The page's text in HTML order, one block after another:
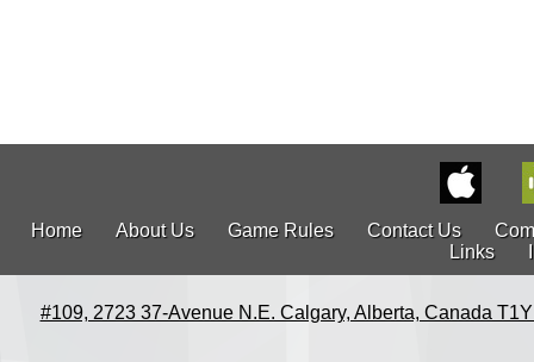
Home About Us Game Rules Contact Us
Links
#109, 2723 37-Avenue N.E. Calgary, Alberta, Canada